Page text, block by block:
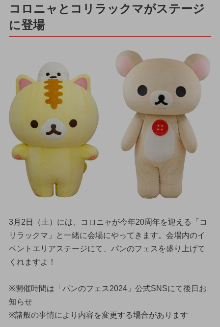
コロニャとコリラックマがステージ
に登場
3月2日（土）には、コロニャが今年20周年を迎える「コ
リラックマ」と一緒に会場にやってきます。会場内のイ
ベントエリアステージにて、パンのフェスを盛り上げて
くれますよ！
※開催時間は「パンのフェス2024」公式SNSにて後日お
知らせ
※諸般の事情により内容を変更する場合があります